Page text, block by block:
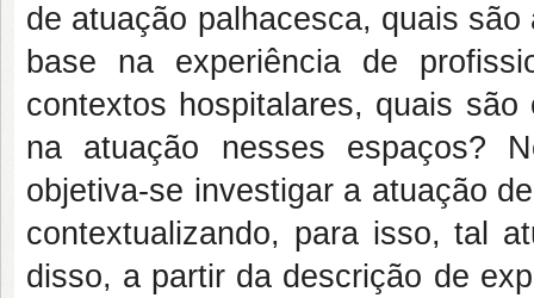
de atuação palhacesca, quais
base na experiência de
contextos hospitalares, quais
na atuação nesses espaços?
objetiva-se investigar a atuação
contextualizando, para isso, tal
disso, a partir da descrição de